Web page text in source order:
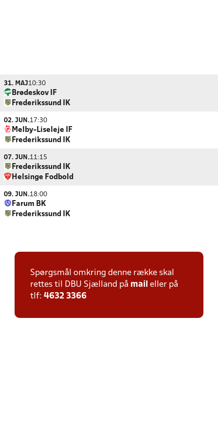
31. MAJ10:30
Brødeskov IF
Frederikssund IK
02. JUN.17:30
Melby-Liseleje IF
Frederikssund IK
07. JUN.11:15
Frederikssund IK
Helsinge Fodbold
09. JUN.18:00
Farum BK
Frederikssund IK
Spørgsmål omkring denne række skal
rettes til DBU Sjælland på mail eller på
tlf: 4632 3366